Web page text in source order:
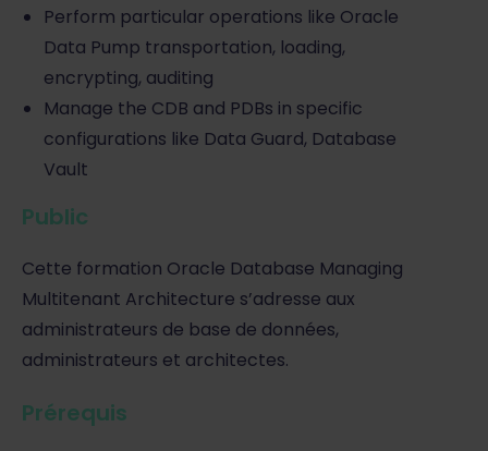
Perform particular operations like Oracle
Data Pump transportation, loading,
encrypting, auditing
Manage the CDB and PDBs in specific
configurations like Data Guard, Database
Vault
Public
Cette formation Oracle Database Managing
Multitenant Architecture s’adresse aux
administrateurs de base de données,
administrateurs et architectes.
Prérequis